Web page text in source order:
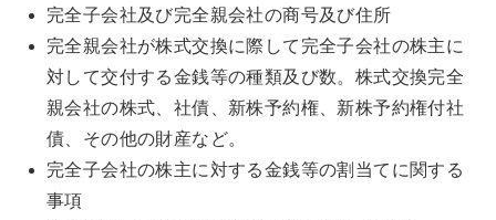
完全子会社及び完全親会社の商号及び住所
完全親会社が株式交換に際して完全子会社の株主に
対して交付する金銭等の種類及び数。株式交換完全
親会社の株式、社債、新株予約権、新株予約権付社
債、その他の財産など。
完全子会社の株主に対する金銭等の割当てに関する
事項